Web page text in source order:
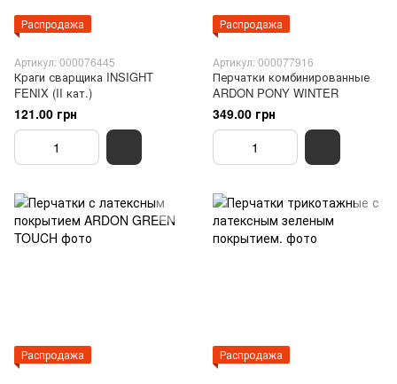
Распродажа
Артикул: 000076445
Краги сварщика INSIGHT
FENIX (II кат.)
121.00 грн
Распродажа
Артикул: 000077916
Перчатки комбинированные
ARDON PONY WINTER
349.00 грн
Распродажа Распродажа